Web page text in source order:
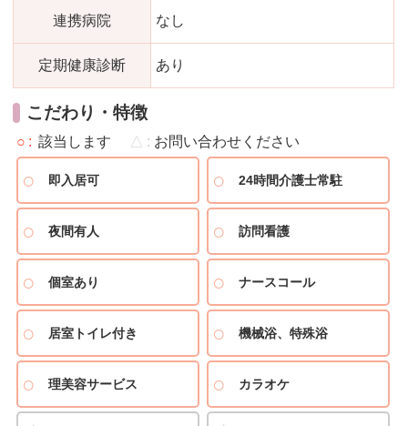
連携病院 なし
定期健康診断 あり
こだわり・特徴
○ 該当します △ お問い合わせください
即入居可 24時間介護士常駐
夜間有人 訪問看護
個室あり ナースコール
居室トイレ付き 機械浴、特殊浴
理美容サービス カラオケ